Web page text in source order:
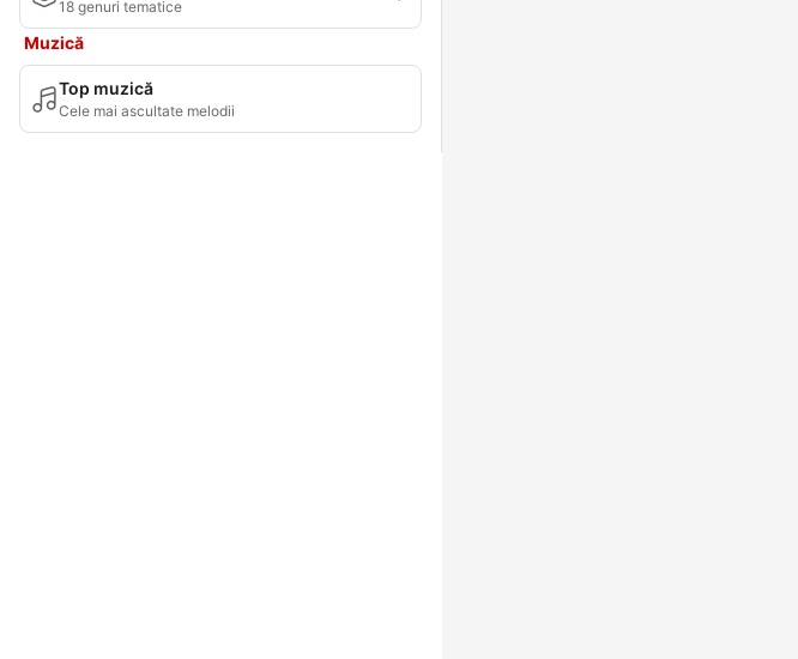
18 genuri tematice
Muzică
Top muzică
Cele mai ascultate melodii